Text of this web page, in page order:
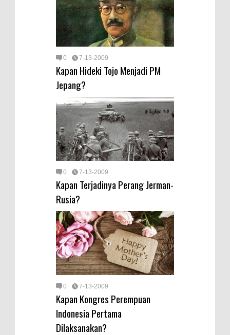
0 7-13-2009
Kapan Hideki Tojo Menjadi PM
Jepang?
0 7-13-2009
Kapan Terjadinya Perang Jerman-
Rusia?
0 7-13-2009
Kapan Kongres Perempuan
Indonesia Pertama
Dilaksanakan?